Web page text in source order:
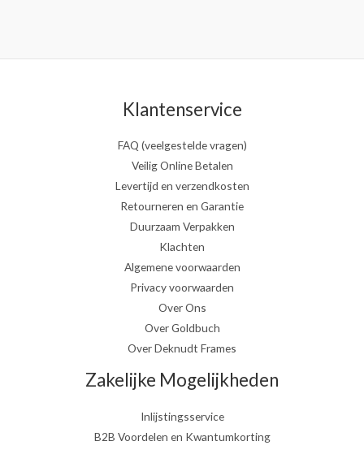
Klantenservice
FAQ (veelgestelde vragen)
Veilig Online Betalen
Levertijd en verzendkosten
Retourneren en Garantie
Duurzaam Verpakken
Klachten
Algemene voorwaarden
Privacy voorwaarden
Over Ons
Over Goldbuch
Over Deknudt Frames
Zakelijke Mogelijkheden
Inlijstingsservice
B2B Voordelen en Kwantumkorting